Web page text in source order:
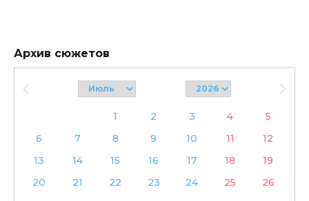
Архив сюжетов
1 2 3 4
5
6
7 8 9 10 11
12
13
14 15 16 17 18
19
20
21 22 23 24 25
26